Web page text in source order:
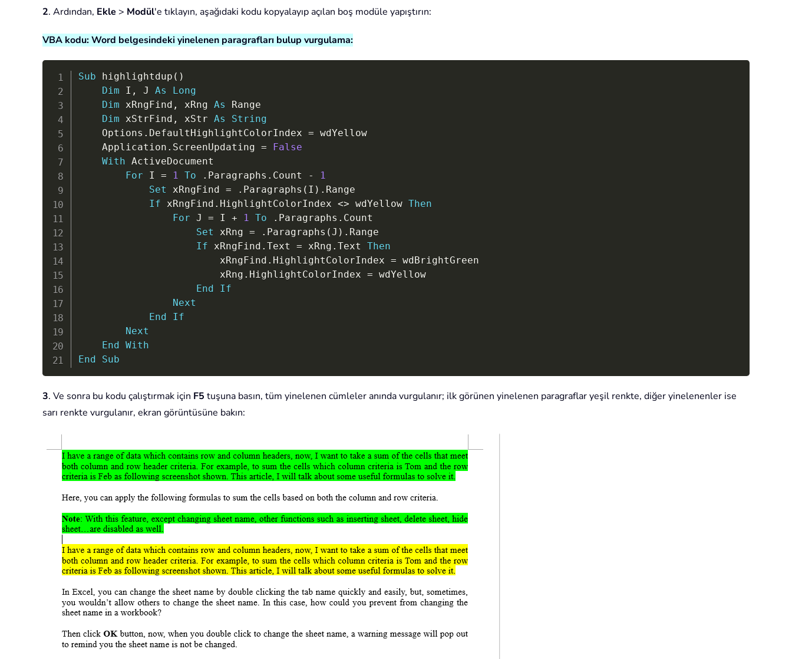
2. Ardından, Ekle > Modül'e tıklayın, aşağıdaki kodu kopyalayıp açılan boş modüle yapıştırın:
VBA kodu: Word belgesindeki yinelenen paragrafları bulup vurgulama:
Sub highlightdup ( )
Dim I , J As
Long
Dim xRngFind , xRng As Range
Dim xStrFind , xStr As
String
    Options
. DefaultHighlightColorIndex = wdYellow
    Application
. ScreenUpdating =
False
With ActiveDocument
For I = 1 To . Paragraphs . Count -
1
Set xRngFind = . Paragraphs ( I ) . Range
If xRngFind . HighlightColorIndex <> wdYellow Then
For J = I + 1 To . Paragraphs . Count
Set xRng = . Paragraphs (J ) . Range
If xRngFind . Text = xRng . Text Then
                        xRngFind
. HighlightColorIndex = wdBrightGreen
                        xRng
. HighlightColorIndex = wdYellow
End
If
Next
End
If
Next
End
With
End
Sub
3. Ve sonra bu kodu çalıştırmak için F5 tuşuna basın, tüm yinelenen cümleler anında vurgulanır; ilk görünen yinelenen paragraflar yeşil renkte, diğer yinelenenler ise
sarı renkte vurgulanır, ekran görüntüsüne bakın: